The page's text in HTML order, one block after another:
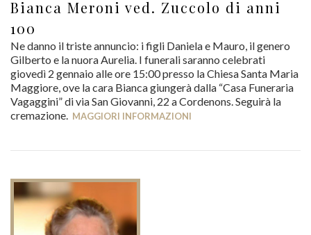
Bianca Meroni ved. Zuccolo di anni
100
Ne danno il triste annuncio: i figli Daniela e Mauro, il genero
Gilberto e la nuora Aurelia. I funerali saranno celebrati
giovedì 2 gennaio alle ore 15:00 presso la Chiesa Santa Maria
Maggiore, ove la cara Bianca giungerà dalla “Casa Funeraria
Vagaggini” di via San Giovanni, 22 a Cordenons. Seguirà la
cremazione. MAGGIORI INFORMAZIONI